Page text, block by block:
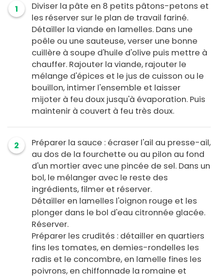
1
Diviser la pâte en 8 petits pâtons-petons et
les réserver sur le plan de travail fariné.
Détailler la viande en lamelles. Dans une
poêle ou une sauteuse, verser une bonne
cuillère à soupe d'huile d'olive puis mettre à
chauffer. Rajouter la viande, rajouter le
mélange d'épices et le jus de cuisson ou le
bouillon, intimer l'ensemble et laisser
mijoter à feu doux jusqu'à évaporation. Puis
maintenir à couvert à feu très doux.
2
Préparer la sauce : écraser l'ail au presse-ail,
au dos de la fourchette ou au pilon au fond
d'un mortier avec une pincée de sel. Dans un
bol, le mélanger avec le reste des
ingrédients, filmer et réserver.
Détailler en lamelles l'oignon rouge et les
plonger dans le bol d'eau citronnée glacée.
Réserver.
Préparer les crudités : détailler en quartiers
fins les tomates, en demies-rondelles les
radis et le concombre, en lamelle fines les
poivrons, en chiffonnade la romaine et